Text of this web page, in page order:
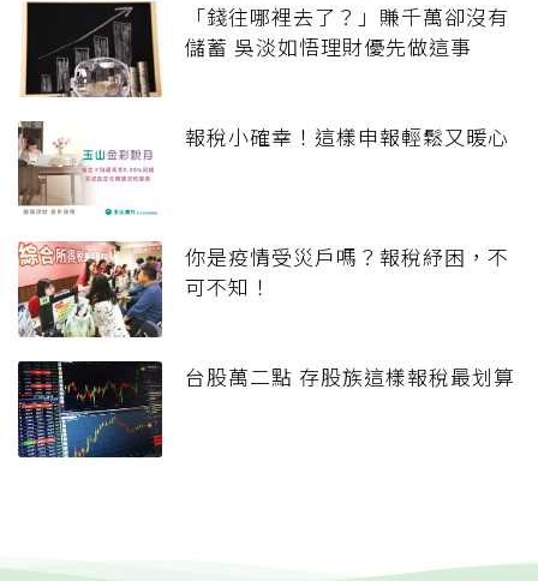
「錢往哪裡去了？」賺千萬卻沒有
儲蓄 吳淡如悟理財優先做這事
報稅小確幸！這樣申報輕鬆又暖心
你是疫情受災戶嗎？報稅紓困，不
可不知！
台股萬二點 存股族這樣報稅最划算